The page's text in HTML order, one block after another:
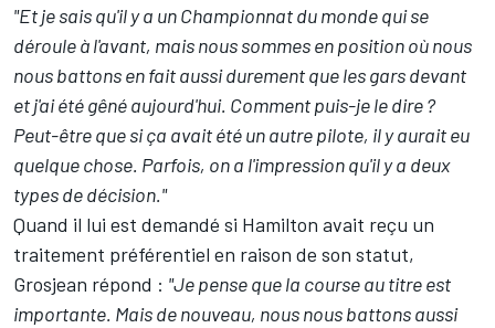
"Et je sais qu'il y a un Championnat du monde qui se
déroule à l'avant, mais nous sommes en position où nous
nous battons en fait aussi durement que les gars devant
et j'ai été gêné aujourd'hui. Comment puis-je le dire ?
Peut-être que si ça avait été un autre pilote, il y aurait eu
quelque chose. Parfois, on a l'impression qu'il y a deux
types de décision."
Quand il lui est demandé si Hamilton avait reçu un
traitement préférentiel en raison de son statut,
Grosjean répond : "Je pense que la course au titre est
importante. Mais de nouveau, nous nous battons aussi